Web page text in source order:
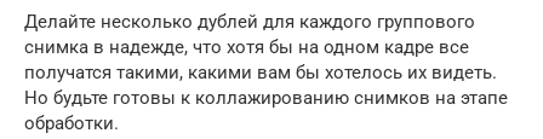
Делайте несколько дублей для каждого группового
снимка в надежде, что хотя бы на одном кадре все
получатся такими, какими вам бы хотелось их видеть.
Но будьте готовы к коллажированию снимков на этапе
обработки.